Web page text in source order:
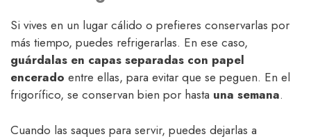
Si vives en un lugar cálido o prefieres conservarlas por
más tiempo, puedes refrigerarlas. En ese caso,
guárdalas en capas separadas con papel
encerado entre ellas, para evitar que se peguen. En el
frigorífico, se conservan bien por hasta una semana.
Cuando las saques para servir, puedes dejarlas a